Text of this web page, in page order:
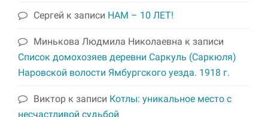
Сергей к записи НАМ – 10 ЛЕТ!
Минькова Людмила Николаевна к записи
Список домохозяев деревни Саркуль (Саркюля)
Наровской волости Ямбургского уезда. 1918 г.
Виктор к записи Котлы: уникальное место с
несчастливой судьбой